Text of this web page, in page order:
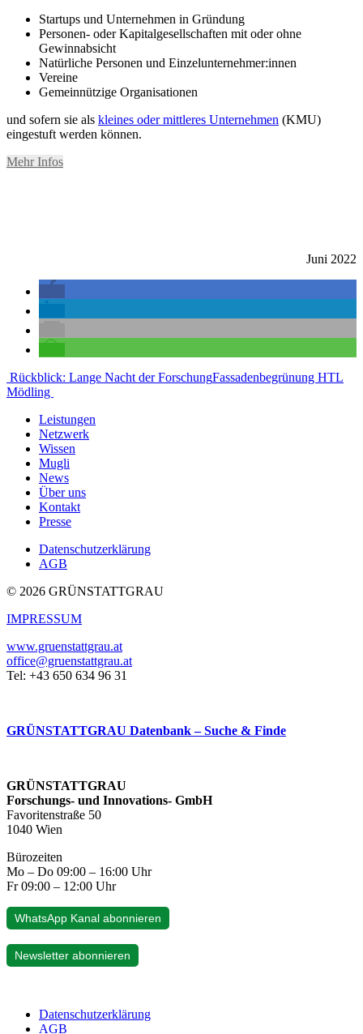
Startups und Unternehmen in Gründung
Personen- oder Kapitalgesellschaften mit oder ohne
Gewinnabsicht
Natürliche Personen und Einzelunternehmer:innen
Vereine
Gemeinnützige Organisationen
und sofern sie als kleines oder mittleres Unternehmen (KMU)
eingestuft werden können.
Mehr Infos
Juni 2022
Beitragsnavigation
Rückblick: Lange Nacht der ForschungFassadenbegrünung HTL
Mödling
Leistungen
Netzwerk
Wissen
Mugli
News
Über uns
Kontakt
Presse
Datenschutzerklärung
AGB
© 2026 GRÜNSTATTGRAU
IMPRESSUM
www.gruenstattgrau.at
office@gruenstattgrau.at
Tel: +43 650 634 96 31
GRÜNSTATTGRAU Datenbank – Suche & Finde
GRÜNSTATTGRAU
Forschungs- und Innovations- GmbH
Favoritenstraße 50
1040 Wien
Bürozeiten
Mo – Do 09:00 – 16:00 Uhr
Fr 09:00 – 12:00 Uhr
WhatsApp Kanal abonnieren
Newsletter abonnieren
Datenschutzerklärung
AGB